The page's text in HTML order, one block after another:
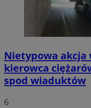
Nietypowa akcja
kierowca
spod wiaduktów
6